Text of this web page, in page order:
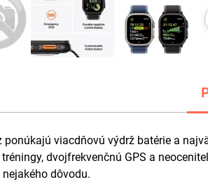
ponúkajú viacdňovú výdrž batérie a
dvojfrekvenčnú GPS a
dôvodu.